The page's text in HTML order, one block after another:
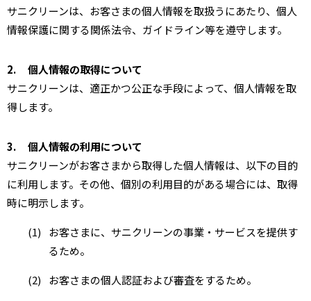
サニクリーンは、お客さまの個人情報を取扱うにあたり、個人
情報保護に関する関係法令、ガイドライン等を遵守します。
2.
個人情報の取得について
サニクリーンは、適正かつ公正な手段によって、個人情報を取
得します。
3.
個人情報の利用について
サニクリーンがお客さまから取得した個人情報は、以下の目的
に利用します。その他、個別の利用目的がある場合には、取得
時に明示します。
(1)
お客さまに、サニクリーンの事業・サービスを提供す
るため。
(2)
お客さまの個人認証および審査をするため。